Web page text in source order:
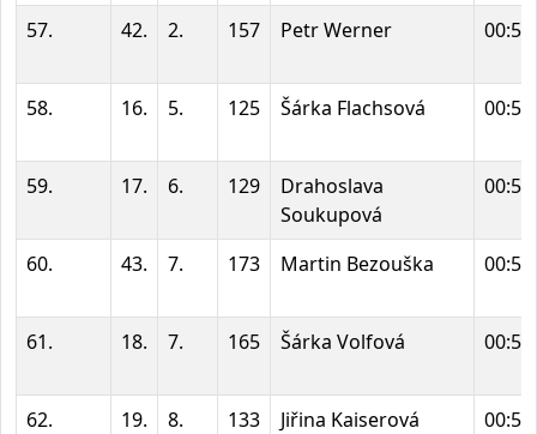
57. 42. 2. 157 Petr Werner
58. 16. 5. 125 Šárka Flachsová
59. 17. 6. 129
Drahoslava
Soukupová
60. 43. 7. 173 Martin Bezouška
61. 18. 7. 165 Šárka Volfová
62. 19. 8. 133 Jiřina Kaiserová